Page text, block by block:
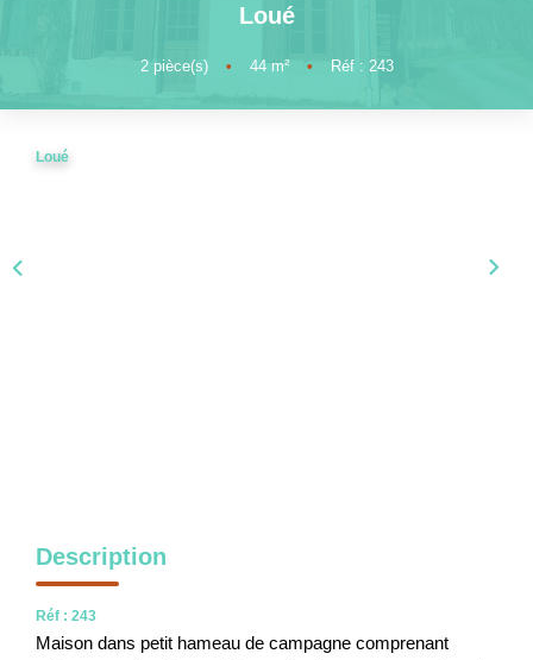
Loué
2pièce(s) • 44m² • Réf : 243
Loué
Description
Réf : 243
Maison dans petit hameau de campagne comprenant